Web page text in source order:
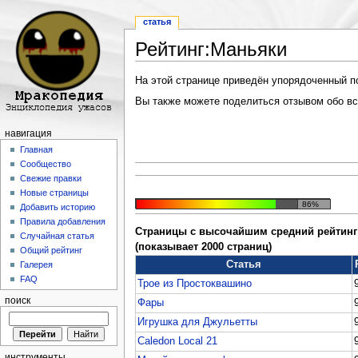
Рейтинг:Маньяки
На этой странице приведён упорядоченный
Вы также можете поделиться отзывом обо
86%
Страницы с высочайшим средний
(показывает 2000 страниц)
Статья
Трое из Простоквашино
Фары
Игрушка для Джульетты
Caledon Local 21
статья
навигация
Главная
Сообщество
Свежие правки
Новые страницы
Добавить историю
Правила добавления
Случайная статья
Общий рейтинг
Галерея
FAQ
поиск